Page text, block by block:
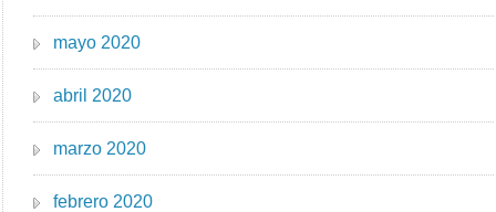
mayo 2020
abril 2020
marzo 2020
febrero 2020